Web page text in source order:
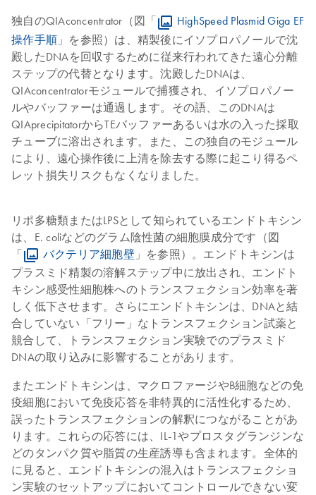
独自のQIAconcentrator（図「
HighSpeed Plasmid Giga EF
操作手順 」を参照）は、精製後にイソプロパノールで沈
殿したDNAを回収するために従来行われてきた遠心分離
ステップの代替となります。沈殿したDNAは、
QIAconcentratorモジュールで捕獲され、イソプロパノー
ルやバッファーは通過します。その語、このDNAは
QIAprecipitatorからTEバッファーあるいは水の入った採取
チューブに溶出されます。また、この独自のモジュール
により、遠心操作後に上清を除去する際に起こり得るペ
レット損失リスクもなくなりました。
リポ多糖類またはLPSとして知られているエンドトキシン
は、E. coliなどのグラム陰性菌の細胞膜成分です（図
「
バクテリア細胞壁」を参照）。エンドトキシンは
プラスミド精製の溶解ステップ中に放出され、エンドト
キシン感受性細胞株へのトランスフェクション効率を著
しく低下させます。さらにエンドトキシンは、DNAと結
合していない「フリー」なトランスフェクション試薬と
競合して、トランスフェクション実験でのプラスミド
DNAの取り込みに影響することがあります。
またエンドトキシンは、マクロファージやB細胞などの免
疫細胞において免疫応答を非特異的に活性化するため、
誤ったトランスフェクションの解釈につながることがあ
ります。これらの応答には、IL-1やプロスタグランジンな
どのタンパク質や脂質の生産誘導も含まれます。全体的
に見ると、エンドトキシンの混入はトランスフェクショ
ン実験のセットアップにおいてコントロールできない変